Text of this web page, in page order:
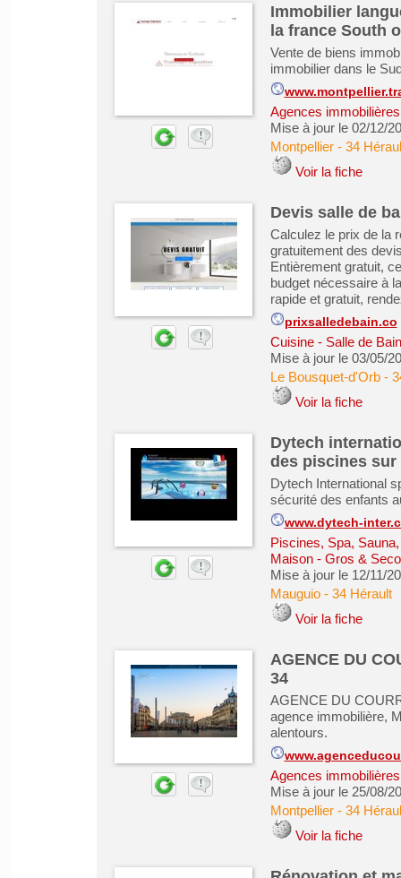
Immobilier
la france South
Vente de biens
immobilier dans le
Agences
Mise à jour le 02/12/
Montpellier- 34
Voir la fiche
Devis salle de
Calculez le prix de la
gratuitement des
Entièrement gratuit,
budget nécessaire à
rapide et gratuit,
prixsalledebain.co
Cuisine - Salle de
Mise à jour le 03/05/
Le Bousquet-d'Orb-
Voir la fiche
Dytech
des piscines
Dytech International
sécurité des enfants
www.dytech-
Piscines, Spa,
Maison - Gros &
Mise à jour le 12/11/
Mauguio- 34 Hérault
Voir la fiche
AGENCE DU
34
AGENCE DU
agence immobilière,
alentours.
Agences
Mise à jour le 25/08/
Montpellier- 34
Voir la fiche